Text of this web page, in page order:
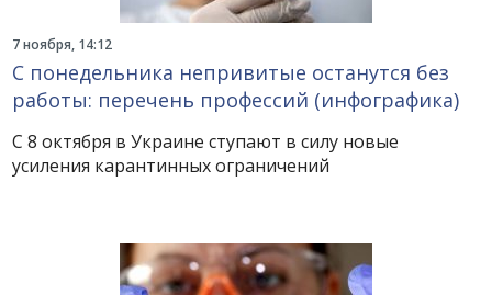
7 ноября, 14:12
С понедельника непривитые останутся без
работы: перечень профессий (инфографика)
С 8 октября в Украине ступают в силу новые
усиления карантинных ограничений